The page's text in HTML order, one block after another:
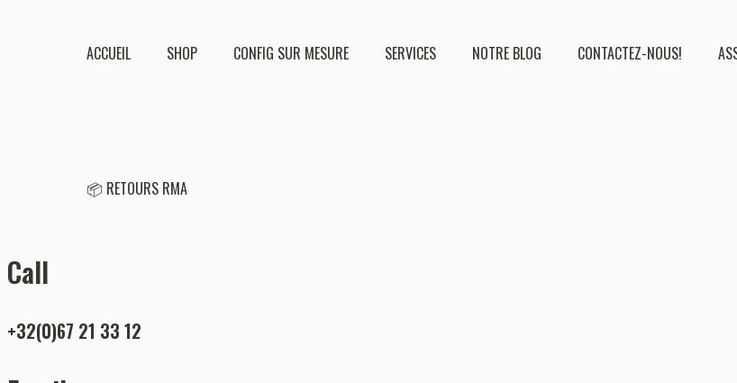
ACCUEIL SHOP CONFIG SUR MESURE SERVICES NOTRE BLOG CONTACTEZ-NOUS!
📦 RETOURS RMA
Call
+32(0)67 21 33 12